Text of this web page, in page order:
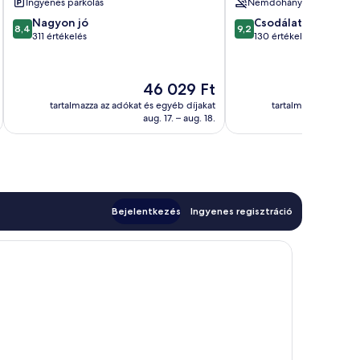
Brenz
8.4
ennyiből:
értékelés
8,4 Nagyon jó
311 értékelés
Az
ár
46 029 Ft
46 029 Ft
tartalmazza az adókat és egyéb díjakat
aug. 17. – aug. 18.
9.2
ennyiből:
9,2 Csodálatos
130 értékelés
tartalmazza az
Bejelentkezés Ingyenes regisztráció